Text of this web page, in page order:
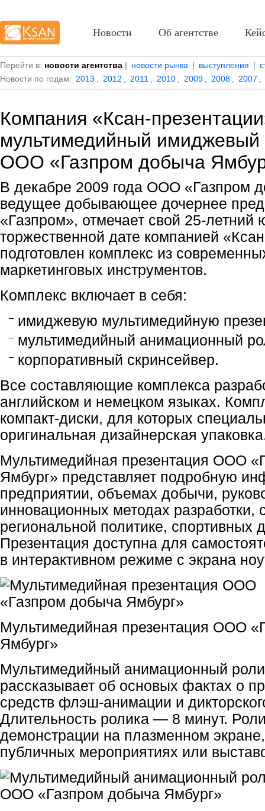
Перейти в: новости агентства | новости рынка | выступления |
Новости по годам: 2013 2012 2011 2010 2009 2008 2007
Компания «Ксан-
мультимедийный имиджевый
ООО «Газпром добыча
В декабре 2009 года ООО «Газпром
ведущее добывающее дочернее
«Газпром», отмечает свой 25-
торжественной дате компанией
подготовлен комплекс из
маркетинговых инструментов.
Комплекс включает в себя:
имиджевую мультимедийную
мультимедийный анимационный
корпоративный скринсейвер.
Все составляющие комплекса
английском и немецком языках.
компакт-диски, для которых
оригинальная дизайнерская
Мультимедийная презентация ООО
Ямбург» представляет подробную
предприятии, объемах добычи,
инновационных методах разработки,
региональной политике, спортивных
Презентация доступна для
в интерактивном режиме с экрана
Мультимедийная презентация ООО
Ямбург»
Мультимедийный анимационный
рассказывает об основых фактах о
средств флэш-анимации и
Длительность ролика — 8 минут.
демонстрации на плазменном
публичных мероприятиях или
Новости Об агентстве